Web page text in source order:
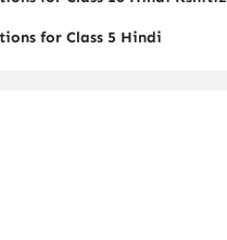
for Class 5 Hindi